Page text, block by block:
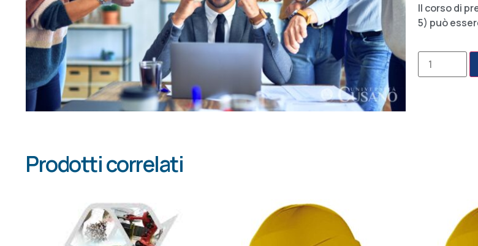
Il corso di
5) può
Prodotti correlati